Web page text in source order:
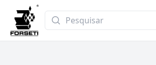
Pesquisar